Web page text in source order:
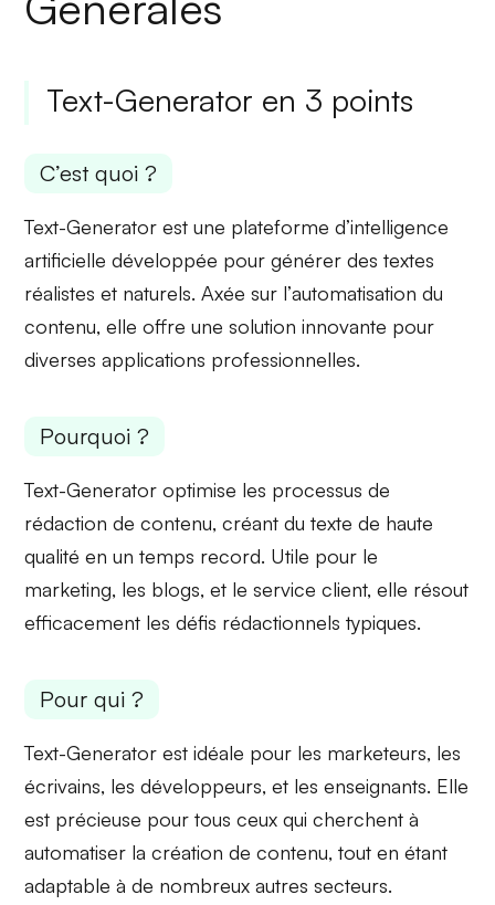
Text-Generator en 3 points
C’est quoi ?
Text-Generator est une plateforme d’intelligence
artificielle développée pour générer des textes
réalistes et naturels. Axée sur l’automatisation du
contenu, elle offre une solution innovante pour
diverses applications professionnelles.
Pourquoi ?
Text-Generator optimise les processus de
rédaction de contenu, créant du texte de haute
qualité en un temps record. Utile pour le
marketing, les blogs, et le service client, elle résout
efficacement lesdéfis rédactionnels typiques.
Pour qui ?
Text-Generator est idéale pour les marketeurs, les
écrivains, lesdéveloppeurs, et les enseignants. Elle
est précieuse pour tous ceux qui cherchent à
automatiser la création de contenu, tout en étant
adaptable à de nombreux autres secteurs.